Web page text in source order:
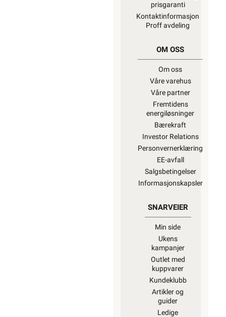
prisgaranti
Kontaktinformasjon
Proff avdeling
OM OSS
Om oss
Våre varehus
Våre partner
Fremtidens
energiløsninger
Bærekraft
Investor Relations
Personvernerklæring
EE-avfall
Salgsbetingelser
Informasjonskapsler
SNARVEIER
Min side
Ukens
kampanjer
Outlet med
kuppvarer
Kundeklubb
Artikler og
guider
Ledige